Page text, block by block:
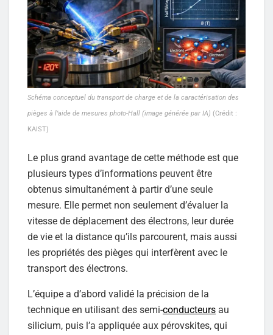
Schéma conceptuel du transport de charge et de la caractérisation des
pièges à l’aide de mesures photo-Hall (image générée par IA) (Crédit :
KAIST)
Le plus grand avantage de cette méthode est que
plusieurs types d’informations peuvent être
obtenus simultanément à partir d’une seule
mesure. Elle permet non seulement d’évaluer la
vitesse de déplacement des électrons, leur durée
de vie et la distance qu’ils parcourent, mais aussi
les propriétés des pièges qui interfèrent avec le
transport des électrons.
L’équipe a d’abord validé la précision de la
technique en utilisant des semi-conducteurs au
silicium, puis l’a appliquée aux pérovskites, qui